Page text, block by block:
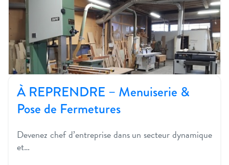
À REPRENDRE – Menuiserie &
Pose de Fermetures
Devenez chef d’entreprise dans un secteur dynamique
et…